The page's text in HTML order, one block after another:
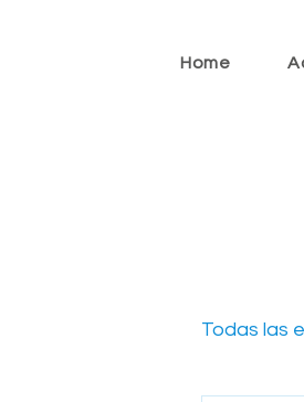
Home
Todas las